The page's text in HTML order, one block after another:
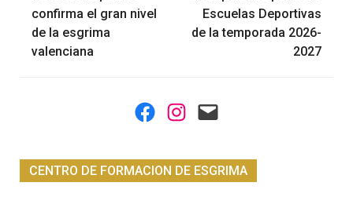
entradas
confirma el gran nivel
de la esgrima
valenciana
Escuelas Deportivas
de la temporada 2026-
2027
Facebook
Instagram
Mail
CENTRO DE FORMACION DE ESGRIMA